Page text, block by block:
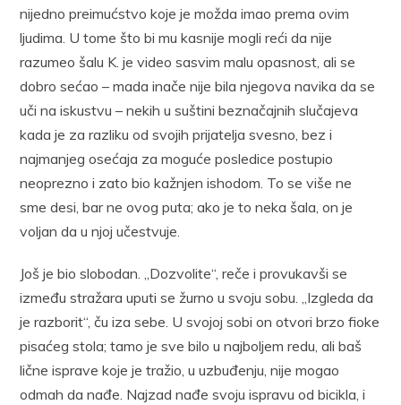
nijedno preimućstvo koje je možda imao prema ovim
ljudima. U tome što bi mu kasnije mogli reći da nije
razumeo šalu K. je video sasvim malu opasnost, ali se
dobro sećao – mada inače nije bila njegova navika da se
uči na iskustvu – nekih u suštini beznačajnih slučajeva
kada je za razliku od svojih prijatelja svesno, bez i
najmanjeg osećaja za moguće posledice postupio
neoprezno i zato bio kažnjen ishodom. To se više ne
sme desi, bar ne ovog puta; ako je to neka šala, on je
voljan da u njoj učestvuje.
Još je bio slobodan. „Dozvolite“, reče i provukavši se
između stražara uputi se žurno u svoju sobu. „Izgleda da
je razborit“, ču iza sebe. U svojoj sobi on otvori brzo fioke
pisaćeg stola; tamo je sve bilo u najboljem redu, ali baš
lične isprave koje je tražio, u uzbuđenju, nije mogao
odmah da nađe. Najzad nađe svoju ispravu od bicikla, i